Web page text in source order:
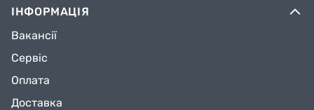
ІНФОРМАЦІЯ
Вакансії
Сервіс
Оплата
Доставка